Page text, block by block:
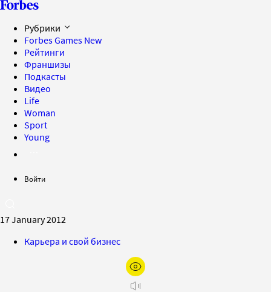
Рубрики
Forbes Games New
Рейтинги
Франшизы
Подкасты
Видео
Life
Woman
Sport
Young
Войти
17 January 2012
Карьера и свой бизнес